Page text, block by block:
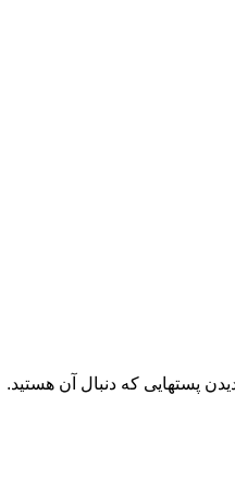
پستهایی که دنبال آن هستید.